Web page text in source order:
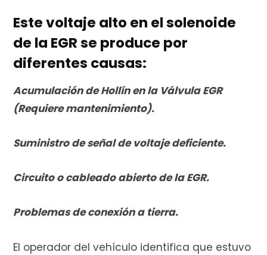
Este voltaje alto en el solenoide
de la EGR se produce por
diferentes causas:
Acumulación de Hollín en la Válvula EGR
(Requiere mantenimiento).
Suministro de señal de voltaje deficiente.
Circuito o cableado abierto de la EGR.
Problemas de conexión a tierra.
El operador del vehículo identifica que estuvo